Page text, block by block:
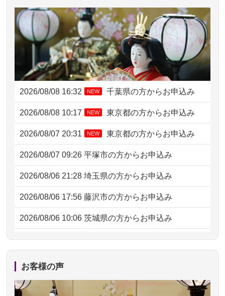
2026/08/08 16:32 NEW 千葉県の方からお申込み
2026/08/08 10:17 NEW 東京都の方からお申込み
2026/08/07 20:31 NEW 東京都の方からお申込み
2026/08/07 09:26 平塚市の方からお申込み
2026/08/06 21:28 埼玉県の方からお申込み
2026/08/06 17:56 藤沢市の方からお申込み
2026/08/06 10:06 茨城県の方からお申込み
2026/08/06 09:17 三重県の方からお申込み
2026/08/06 06:48
2026/08/05 15:07 東京都の方からお申込み
お客様の声